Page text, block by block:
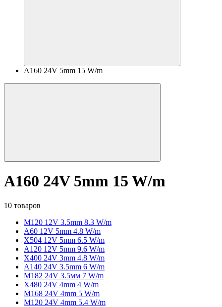
A160 24V 5mm 15 W/m
A160 24V 5mm 15 W/m
10 товаров
M120 12V 3.5mm 8.3 W/m
A60 12V 5mm 4.8 W/m
X504 12V 5mm 6.5 W/m
A120 12V 5mm 9.6 W/m
X400 24V 3mm 4.8 W/m
A140 24V 3.5mm 6 W/m
M182 24V 3.5мм 7 W/m
X480 24V 4mm 4 W/m
M168 24V 4mm 5 W/m
M120 24V 4mm 5.4 W/m